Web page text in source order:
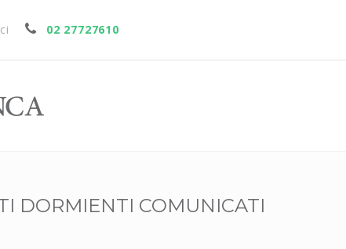
02 27727610
DORMIENTI COMUNICATI